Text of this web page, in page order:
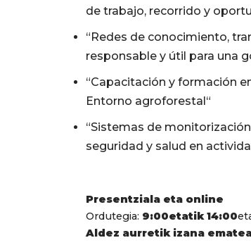
de trabajo, recorrido y
“Redes de conocimiento,
responsable y útil para una
“Capacitación y formación
Entorno agroforestal“
“Sistemas de
seguridad y salud en
Presentziala eta online
Ordutegia: 9:00etatik 14:00
Aldez aurretik izana